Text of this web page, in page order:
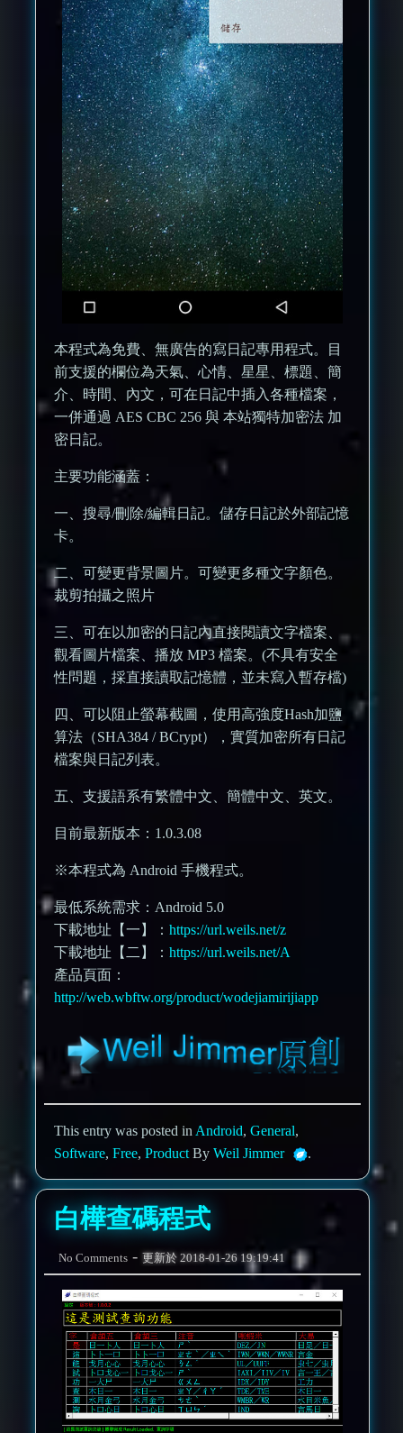
本程式為免費、無廣告的寫日記專用程式。目
前支援的欄位為天氣、心情、星星、標題、簡
介、時間、內文，可在日記中插入各種檔案，
一併通過 AES CBC 256 與 本站獨特加密法 加
密日記。
主要功能涵蓋：
一、搜尋/刪除/編輯日記。儲存日記於外部記憶
卡。
二、可變更背景圖片。可變更多種文字顏色。
裁剪拍攝之照片
三、可在以加密的日記內直接閱讀文字檔案、
觀看圖片檔案、播放 MP3 檔案。(不具有安全
性問題，採直接讀取記憶體，並未寫入暫存檔)
四、可以阻止螢幕截圖，使用高強度Hash加鹽
算法（SHA384 / BCrypt），實質加密所有日記
檔案與日記列表。
五、支援語系有繁體中文、簡體中文、英文。
目前最新版本：1.0.3.08
※本程式為 Android 手機程式。
最低系統需求：Android 5.0
下載地址【一】：https://url.weils.net/z
下載地址【二】：https://url.weils.net/A
產品頁面：
http://web.wbftw.org/product/wodejiamirijiapp
This entry was posted in Android,General,
Software,Free,Product ByWeil Jimmer .
白樺查碼程式
No Comments -更新於2018-01-26 19:19:41